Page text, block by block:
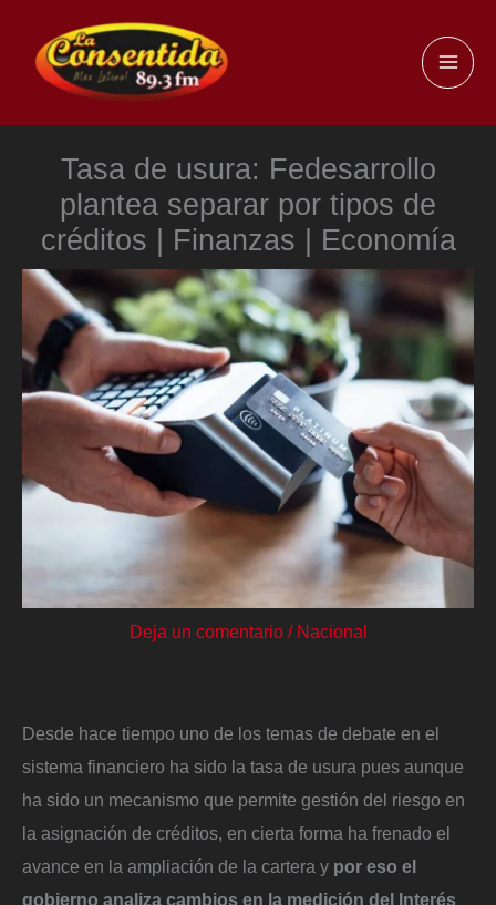
contenido
Tasa de usura: Fedesarrollo
plantea separar por tipos de
créditos | Finanzas | Economía
Deja un comentario / Nacional
Desde hace tiempo uno de los temas de debate en el
sistema financiero ha sido la tasa de usura pues aunque
ha sido un mecanismo que permite gestión del riesgo en
la asignación de créditos, en cierta forma ha frenado el
avance en la ampliación de la cartera y por eso el
gobierno analiza cambios en la medición del Interés